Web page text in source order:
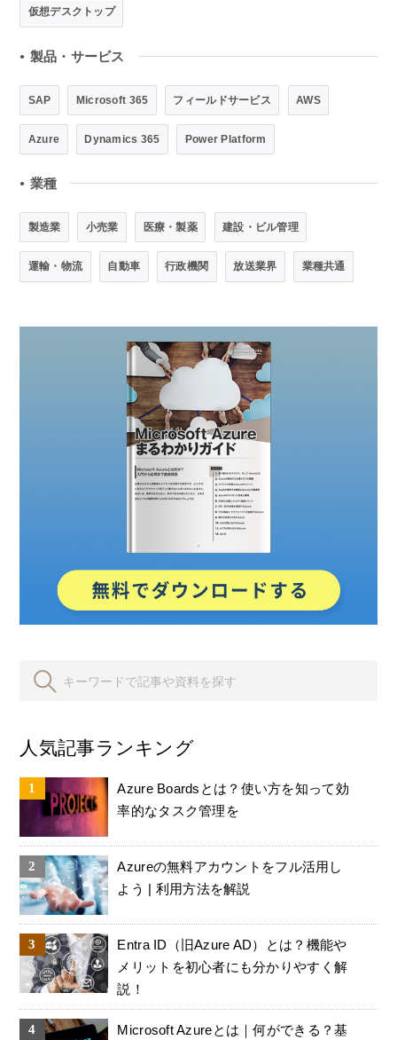
仮想デスクトップ
● 製品・サービス
SAP Microsoft 365 フィールドサービス AWS
Azure Dynamics 365 Power Platform
● 業種
製造業 小売業 医療・製薬 建設・ビル管理
運輸・物流 自動車 行政機関 放送業界 業種共通
人気記事ランキング
Azure Boardsとは？使い方を知って効
率的なタスク管理を
Azureの無料アカウントをフル活用し
よう | 利用方法を解説
Entra ID（旧Azure AD）とは？機能や
メリットを初心者にも分かりやすく解
説！
Microsoft Azureとは｜何ができる？基